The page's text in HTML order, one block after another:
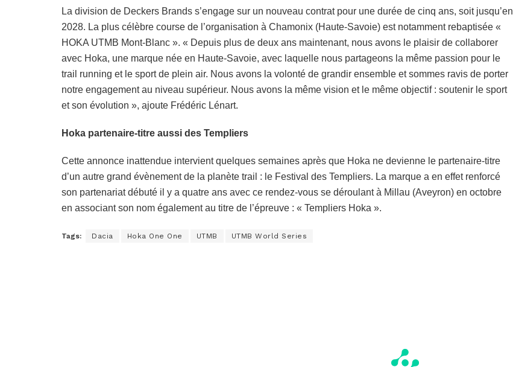
La division de Deckers Brands s’engage sur un nouveau contrat pour une durée de cinq ans, soit jusqu’en
2028. La plus célèbre course de l’organisation à Chamonix (Haute-Savoie) est notamment rebaptisée «
HOKA UTMB Mont-Blanc ». « Depuis plus de deux ans maintenant, nous avons le plaisir de collaborer
avec Hoka, une marque née en Haute-Savoie, avec laquelle nous partageons la même passion pour le
trail running et le sport de plein air. Nous avons la volonté de grandir ensemble et sommes ravis de porter
notre engagement au niveau supérieur. Nous avons la même vision et le même objectif : soutenir le sport
et son évolution », ajoute Frédéric Lénart.
Hoka partenaire-titre aussi des Templiers
Cette annonce inattendue intervient quelques semaines après que Hoka ne devienne le partenaire-titre
d’un autre grand évènement de la planète trail : le Festival des Templiers. La marque a en effet renforcé
son partenariat débuté il y a quatre ans avec ce rendez-vous se déroulant à Millau (Aveyron) en octobre
en associant son nom également au titre de l’épreuve : « Templiers Hoka ».
Tags: Dacia Hoka One One UTMB UTMB World Series